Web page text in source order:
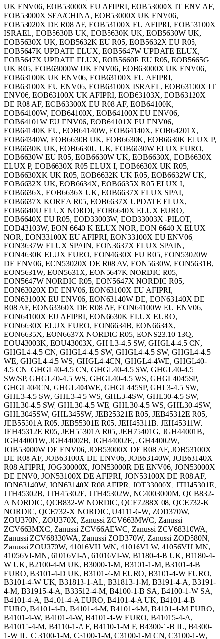
UK ENV06, EOB53000X EU AFIPRI, EOB53000X IT ENV AF,
EOB53000X SEA/CHINA, EOB53000X UK ENV06,
EOB53020X DE R08 AF, EOB53100X EU AFIPRI, EOB53100X
ISRAEL, EOB5630B UK, EOB5630K UK, EOB5630W UK,
EOB5630X UK, EOB5632K EU R05, EOB5632X EU R05,
EOB5647K UPDATE ELUX, EOB5647W UPDATE ELUX,
EOB5647X UPDATE ELUX, EOB5660R EU R05, EOB5665G
UK R05, EOB63000W UK ENV06, EOB63000X UK ENV06,
EOB63100K UK ENV06, EOB63100X EU AFIPRI,
EOB63100X EU ENV06, EOB63100X ISRAEL, EOB63100X IT
ENV06, EOB63100X UK AFIPRI, EOB63103X, EOB63120X
DE R08 AF, EOB63300X EU R08 AF, EOB64100K,
EOB64100W, EOB64100X, EOB64100X EU ENV06,
EOB64101W EU ENV06, EOB64101X EU ENV06,
EOB64140K EU, EOB64140W, EOB64140X, EOB64201X,
EOB64340W, EOB6630B UK, EOB6630K, EOB6630K ELUX P,
EOB6630K UK, EOB6630U UK, EOB6630W ELUX EURO,
EOB6630W EU R05, EOB6630W UK, EOB6630X, EOB6630X
ELUX P, EOB6630X R05 ELUX I, EOB6630X UK R05,
EOB6630XK UK R05, EOB6632K UK R05, EOB6632W UK,
EOB6632X UK, EOB6634X, EOB6635X R05 ELUX I,
EOB6636X, EOB6636X UK, EOB6637X ELUX SPAI,
EOB6637X KOREA R05, EOB6637X UPDATE ELUX,
EOB6640U ELUX NORDI, EOB6640X ELUX EURO,
EOB6640X EU R05, EOD33003W, EOD33003X -PILOT,
EOD43103W, EON 6640 K ELUX NOR, EON 6640 X ELUX
NOR, EON33100X EU AFIPRI, EON33100X EU ENV06,
EON3637W ELUX SPAIN, EON3637X ELUX SPAIN,
EON4630K ELUX EURO, EON4630X EU R05, EON53020W
DE ENV06, EON53020X DE R08 AV, EON5630W, EON5631B,
EON5631W, EON5631X, EON5647K NORDIC R05,
EON5647W NORDIC R05, EON5647X NORDIC R05,
EON63020X DE ENV06, EON63100X EU AFIPRI,
EON63100X EU ENV06, EON63140W DE, EON63140X DE
R08 AF, EON63360X DE R08 AF, EON64100W EU ENV06,
EON64100X EU AFIPRI, EON6630K ELUX EURO,
EON6630X ELUX EURO, EON6634B, EON6634X,
EON6635X, EON6637X NORDIC R05, EONS23.10 13Q,
EOU43003K, EOU43003X, GH L3-4.5 SW, GHGL4-4.5 CN,
GHGL4-4.5 CN, GHGL4-4.5 SW, GHGL4-4.5 SW, GHGL4-4.5
WE, GHGL4-4.5 WS, GHGL4-4CN, GHGL4-4WE, GHGL40-
4.5 CN, GHGL40-4.5 CN, GHGL40-4.5 SW, GHGL40-4.5
SW/SP, GHGL40-4.5 WS, GHGL40-4.5 WS, GHGL4045SP,
GHGL404CN, GHGL404WE, GHGL445SP, GHL3-4.5 SW,
GHL3-4.5 SW, GHL3-4.5 WS, GHL3-4SW, GHL30-4.5 SW,
GHL30-4.5 SW, GHL30-4.5 WE, GHL30-4.5 WS, GHL30-4SW,
GHL3045SW, GHL345SW, JEB25321E R05, JEB45312E R05,
JEB55301A R05, JEB55301E R05, JEH45311B, JEH45311W,
JEH45312E R05, JEH55301A R05, JEH75401G, JGH44001B,
JGH44001W, JGH44002B, JGH44002E, JGH44002W,
JOB53000W DE ENV06, JOB53000X DE R08 AF, JOB53100X
DE R08 AF, JOB63100X DE ENV06, JOB63140W, JOB63140X
R08 AFIPRI, JOG30000X, JON53000R DE ENV06, JON53000X
DE ENV0, JON53100X DE AFIPRI, JON53100X DE R08 AF,
JON63140W, JON63140X R08 AFIPR, JOT33000X, JTH45301E,
JTH45302B, JTH45302E, JTH45302W, NC4003000M, QCB832-
A NORDIC, QCB832-W NORDIC, QCE7288X 08, QCE732-K
NORDIC, QCE732-X NORDIC, U4111-6-W, ZOD370W,
ZOU370N, ZOU370X, Zanussi ZCV663MWC, Zanussi
ZCV663MXC, Zanussi ZCV66AEWC, Zanussi ZCV68310WA,
Zanussi ZCV68330WA, Zanussi ZOD370W, Zanussi ZOD580N,
Zanussi ZOU370W, 41016VH-WN, 41016VI-W, 41056VH-MN,
41056VI-MN, 61016VI-A, 61016VI-W, B1180-4-B UK, B1180-4-
W UK, B2100-4-M UK, B3000-1-M, B3101-1-M, B3101-4-B
EURO, B3101-4-D UK, B3101-4-M EURO, B3101-4-W EURO,
B3101-4-W UK, B31813-1-AL, B31813-1-M, B3191-4-A, B3191-
4-M, B31915-4-A, B33512-4-M, B4100-1-B SA, B4100-1-W SA,
B4101-4-A, B4101-4-A EURO, B4101-4-A UK, B4101-4-B
EURO, B4101-4-D, B4101-4-M, B4101-4-M, B4101-4-M EURO,
B4101-4-W, B4101-4-W, B4101-4-W EURO, B41015-4-A,
B41015-4-M, B4110-1-A F, B4110-1-M F, B4300-1-B IL, B4300-
1-W IL, C 3100-1-M, C3100-1-M, C3100-1-M CN, C3100-1-W,